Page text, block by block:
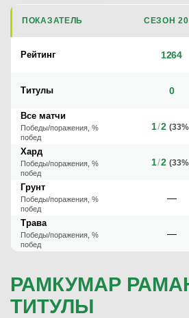
ПОКАЗАТЕЛЬ СЕЗОН
Рейтинг 1264
Титулы 0
Все матчи
Победы/поражения, %
побед
1/2
Хард
Победы/поражения, %
побед
1/2
Грунт
Победы/поражения, %
побед
—
Трава
Победы/поражения, %
побед
—
РАМКУМАР
ТИТУЛЫ